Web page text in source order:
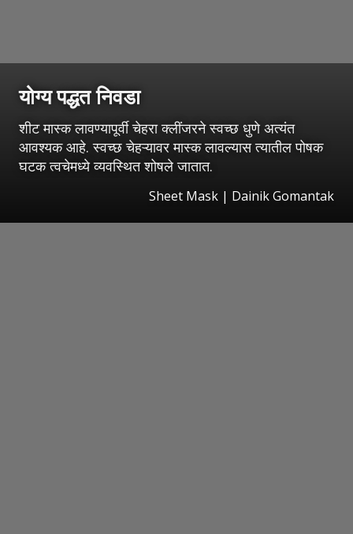
योग्य पद्धत निवडा
शीट मास्क लावण्यापूर्वी चेहरा क्लींजरने स्वच्छ धुणे अत्यंत
आवश्यक आहे. स्वच्छ चेहऱ्यावर मास्क लावल्यास त्यातील पोषक
घटक त्वचेमध्ये व्यवस्थित शोषले जातात.
Sheet Mask | Dainik Gomantak